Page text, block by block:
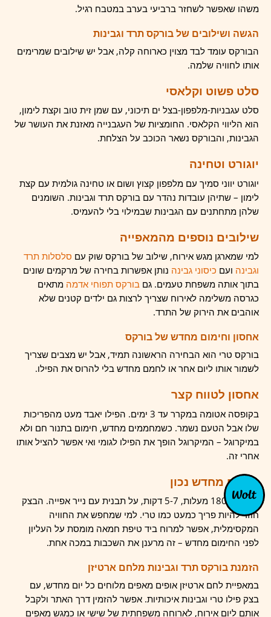
משהו שאפשר לשחזר ברביעי בערב במטבח רגיל.
הגשה ושילובים של בורקס תרד וגבינות
הבורקס עומד לבד מצוין כארוחה קלה, אבל יש שילובים שמרימים
אותו לחוויה שלמה.
סלט פשוט וקלאסי
סלט עגבניות-מלפפון-בצל ים תיכוני, עם שמן זית טוב וקצת לימון,
הוא הליווי הקלאסי. החומציות של העגבנייה מאזנת את העושר של
הגבינות, והבורקס נשאר הכוכב על הצלחת.
יוגורט וטחינה
יוגורט יווני סמיך עם מלפפון קצוץ ושום או טחינה גולמית עם קצת
לימון – שתיהן עובדות נהדר עם בורקס תרד וגבינות. השומנים
שלהן מתחתנים עם הגבינות שבמילוי בלי להעמיס.
שילובים נוספים מהמאפייה
למי שמארגן מגש אירוח, שילוב של בורקס שוק עם סלסלות תרד
וגבינה ועם כיסוני גבינה נותן אפשרות בחירה של מרקמים שונים
בתוך אותה משפחת טעמים. גם בורקס תפוחי אדמה מתאים
כגרסה משלימה לאירוח שצריך לרצות גם ילדים קטנים שלא
אוהבים את הירוק של התרד.
אחסון וחימום מחדש של בורקס
בורקס טרי הוא הבחירה הראשונה תמיד, אבל יש מצבים שצריך
לשמור אותו ליום אחר או לחמם מחדש בלי להרוס את הפילו.
אחסון לטווח קצר
בקופסה אטומה במקרר עד 3 ימים. הפילו יאבד מעט מהפריכות
שלו אבל הטעם נשמר. כשמחממים מחדש, חימום בתנור חם ולא
במיקרוגל – המיקרוגל הופך את הפילו לגומי ואי אפשר להציל אותו
אחרי זה.
חימום מחדש נכון
תנור על 180 מעלות, 5-7 דקות, על תבנית עם נייר אפייה. הבצק
חוזר להיות פריך כמעט כמו טרי. למי שמחפש את החוויה
המקסימלית, אפשר למרוח ביד טיפת חמאה מומסת על העליון
לפני החימום מחדש – זה מרענן את השכבות במכה אחת.
הזמנת בורקס תרד וגבינות מלחם ארטיזן
במאפיית לחם ארטיזן אופים מאפים מלוחים כל יום מחדש, עם
בצק פילו טרי וגבינות איכותיות. אפשר להזמין דרך האתר ולקבל
אותם ליום אירוח, לארוחה משפחתית של שישי או כמגש מאפים